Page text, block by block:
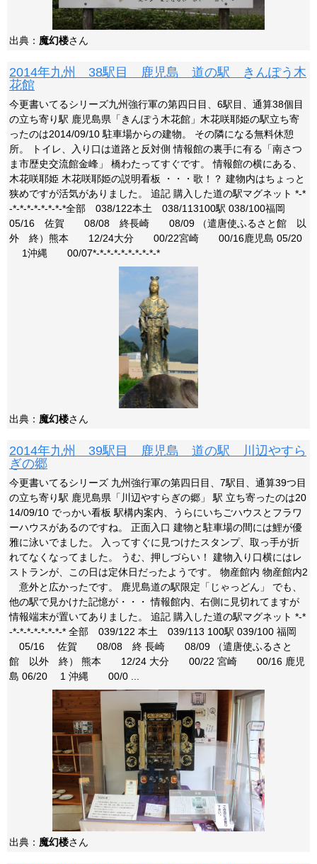
出典： 魔幻楼さん
2014年九州 38駅目 鹿児島 道の駅 きんぽう木
花館
今更書いてるシリーズ九州強行軍の第四日目、6駅目、通算38個目
の立ち寄り駅 鹿児島県「きんぽう木花館」木花咲耶姫の駅立ち寄
ったのは2014/09/10 駐車場からの建物。 その隣になる無料休憩
所。 トイレ、入り口は道路と反対側 情報館の裏手に有る「南さつ
ま市歴史交流館金峰」 橋わたってすぐです。 情報館の横にある、
木花咲耶姫 木花咲耶姫の説明看板 ・・・歌！？ 建物内はちょっと
狭めですが活気がありました。 追記 購入した道の駅マグネット *-*
-*-*-*-*-*-*-*-*全部 038/122本土 038/113100駅 038/100福岡
05/16 佐賀 08/08 終長崎 08/09 （遣唐使ふるさと館 以
外 終）熊本 12/24大分 00/22宮崎 00/16鹿児島 05/20
1沖縄 00/07*-*-*-*-*-*-*-*-*-*
出典： 魔幻楼さん
2014年九州 39駅目 鹿児島 道の駅 川辺やすら
ぎの郷
今更書いてるシリーズ 九州強行軍の第四日目、7駅目、通算39つ目
の立ち寄り駅 鹿児島県「川辺やすらぎの郷」 駅 立ち寄ったのは20
14/09/10 でっかい看板 駅構内案内、うらにいちごハウスとフラワ
ーハウスがあるのですね。 正面入口 建物と駐車場の間には鯉が優
雅に泳いでました。 入ってすぐに見つけたスタンプ、取っ手が折
れてなくなってました。 うむ、押しづらい！ 建物入り口横にはレ
ストランが、この日は定休日だったようです。 物産館内 物産館内2
意外と広かったです。 鹿児島道の駅限定「じゃっどん」 でも、
他の駅で見かけた記憶が・・・ 情報館内、右側に見切れてますが
情報端末が置いてありました。 追記 購入した道の駅マグネット *-*
-*-*-*-*-*-*-*-* 全部 039/122 本土 039/113 100駅 039/100 福岡
05/16 佐賀 08/08 終 長崎 08/09 （遣唐使ふるさと
館 以外 終） 熊本 12/24 大分 00/22 宮崎 00/16 鹿児
島 06/20 1 沖縄 00/0 ...
出典： 魔幻楼さん